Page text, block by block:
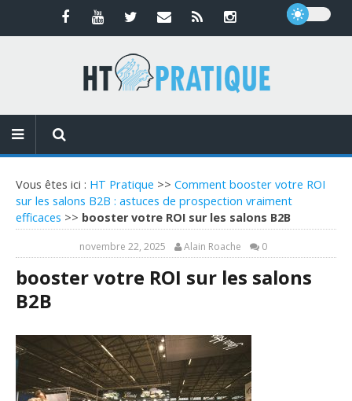
Vous êtes ici : HT Pratique >> Comment booster votre ROI
sur les salons B2B : astuces de prospection vraiment
efficaces >> booster votre ROI sur les salons B2B
novembre 22, 2025 Alain Roache 0
booster votre ROI sur les salons
B2B